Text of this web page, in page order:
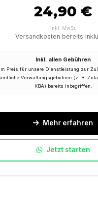
24,90 €
inkl. MwSt.
Versandkosten bereits
Inkl. allen Gebühren
Im Preis für unsere Dienstleistung zur
Verwaltungsgebühren (z. B.
KBA) bereits inbegriffen.
Mehr erfahren
Jetzt starten